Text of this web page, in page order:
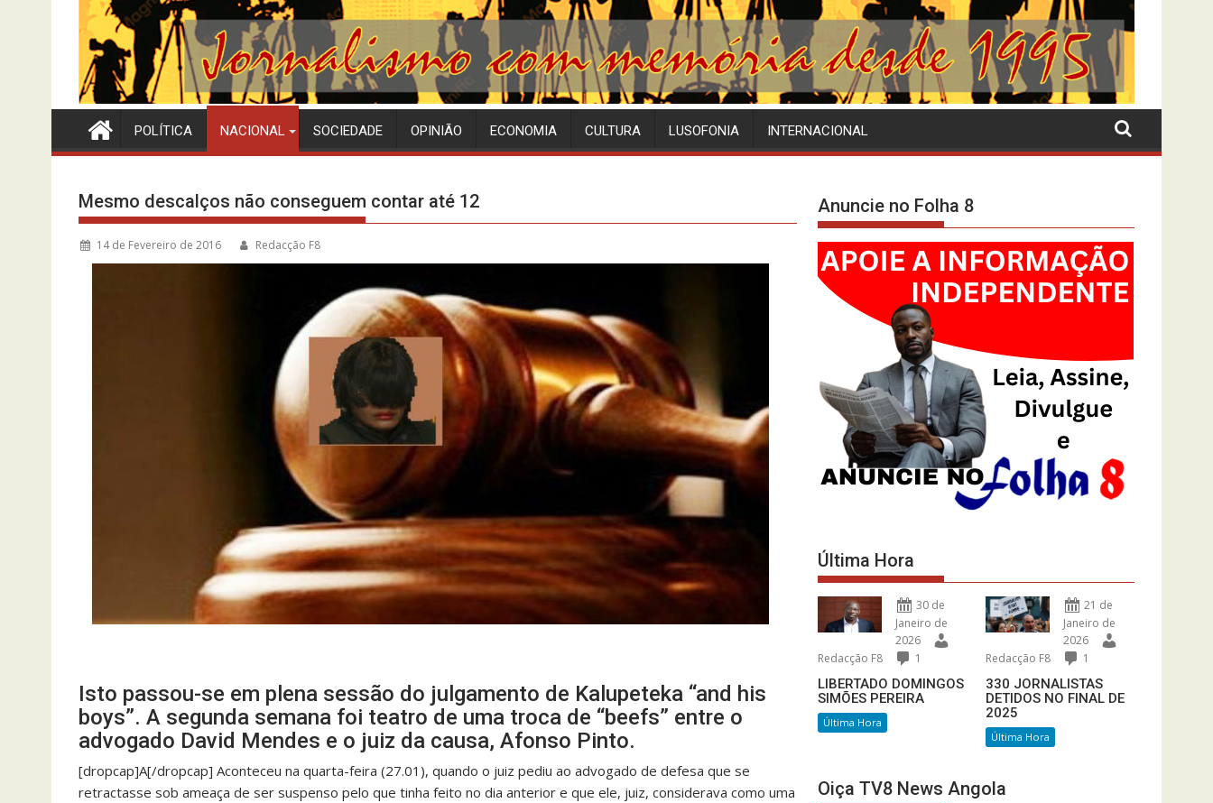
POLÍTICA NACIONAL SOCIEDADE OPINIÃO ECONOMIA CULTURA LUSOFONIA INTERNACIONAL
Mesmo descalços não conseguem contar até 12
14 de Fevereiro de 2016 Redacção F8
Isto passou-se em plena sessão do julgamento de Kalupeteka “and his
boys”. A segunda semana foi teatro de uma troca de “beefs” entre o
advogado David Mendes e o juiz da causa, Afonso Pinto.
[dropcap]A[/dropcap] Aconteceu na quarta-feira (27.01), quando o juiz pediu ao advogado de defesa que se
retractasse sob ameaça de ser suspenso pelo que tinha feito no dia anterior e que ele, juiz, considerava como uma
Anuncie no Folha 8
Última Hora
30 de
Janeiro de
2026
Redacção F8
1
LIBERTADO DOMINGOS
SIMÕES PEREIRA
Última Hora
21 de
Janeiro de
2026
Redacção F8
1
330 JORNALISTAS
DETIDOS NO FINAL DE
2025
Última Hora
Oiça TV8 News Angola